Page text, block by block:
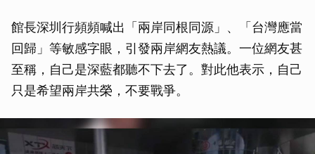
館長深圳行頻頻喊出「兩岸同根同源」、「台灣應當
回歸」等敏感字眼，引發兩岸網友熱議。一位網友甚
至稱，自己是深藍都聽不下去了。對此他表示，自己
只是希望兩岸共榮，不要戰爭。